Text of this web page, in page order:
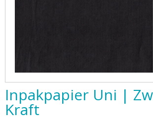
Inpakpapier Uni |
Kraft